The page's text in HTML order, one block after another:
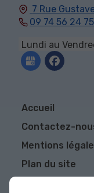
7 Rue
09 74 56 24 75
Lundi au
Accueil
Contactez-
Mentions
Plan du site